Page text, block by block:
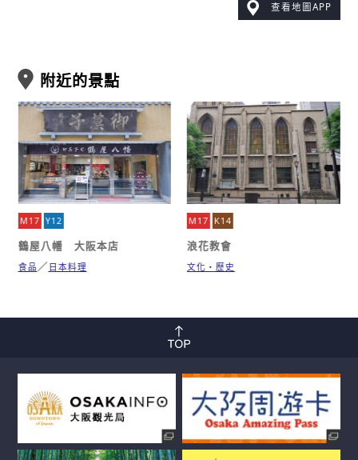
查看地圖APP
附近的景點
M17 Y12
鶴屋八幡 大阪本店
食品 日本料理
M17 K14
浪花教會
文化・歷史